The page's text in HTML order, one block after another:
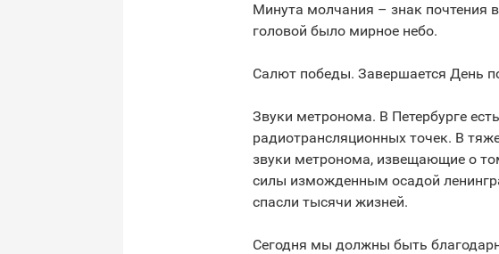
Минута молчания – знак почтения
головой было мирное небо.
Салют победы. Завершается День
Звуки метронома. В Петербурге
радиотрансляционных точек. В
звуки метронома, извещающие о
силы изможденным осадой
спасли тысячи жизней.
Сегодня мы должны быть